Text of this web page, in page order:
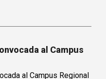
al Campus